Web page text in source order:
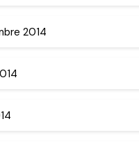
2014